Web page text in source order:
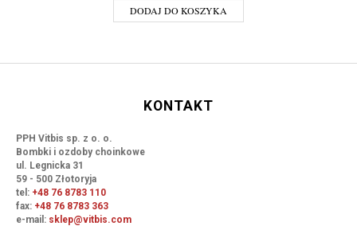
DODAJ DO KOSZYKA
KONTAKT
PPH Vitbis sp. z o. o.
Bombki i ozdoby choinkowe
ul. Legnicka 31
59 - 500 Złotoryja
tel: +48 76 8783 110
fax: +48 76 8783 363
e-mail: sklep@vitbis.com